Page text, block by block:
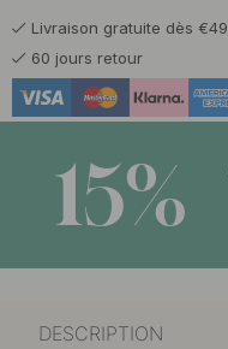
Livraison gratuite dès €49
60 jours retour
15%
DESCRIPTION